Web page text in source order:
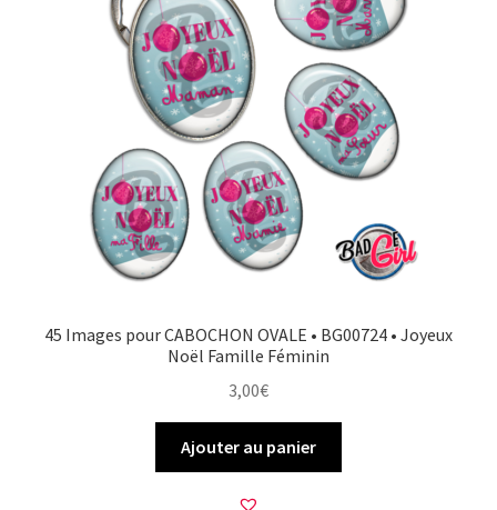
45 Images pour CABOCHON OVALE • BG00724 • Joyeux
Noël Famille Féminin
3,00€
Ajouter au panier